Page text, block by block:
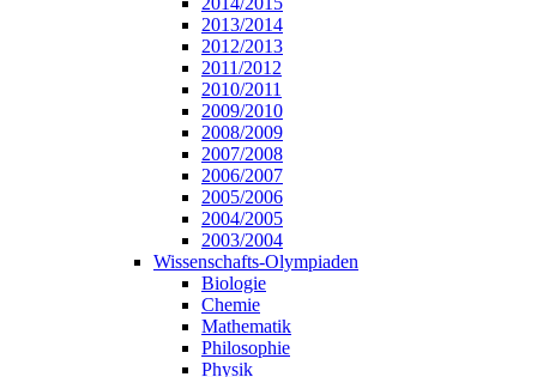
2013/2014
2012/2013
2011/2012
2010/2011
2009/2010
2008/2009
2007/2008
2006/2007
2005/2006
2004/2005
2003/2004
Wissenschafts-Olympiaden
Biologie
Chemie
Mathematik
Philosophie
Physik